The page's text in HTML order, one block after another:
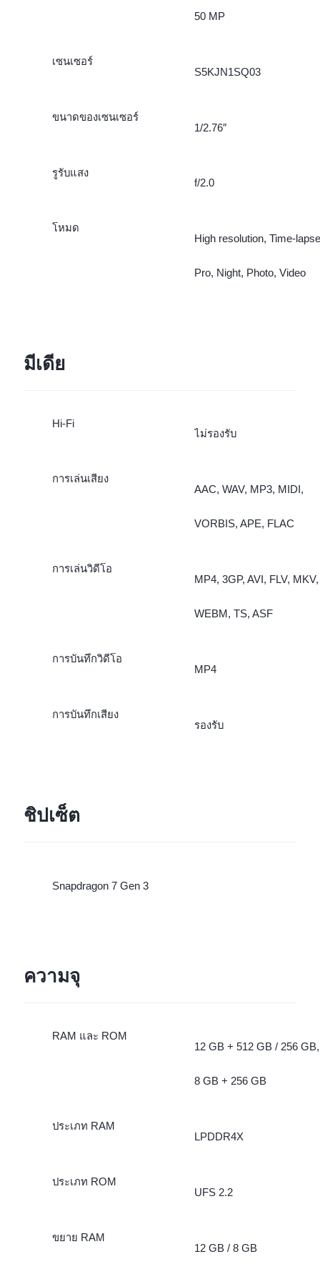
50 MP
เซนเซอร์
S5KJN1SQ03
ขนาดของเซนเซอร์
1/2.76″
รูรับแสง
f/2.0
โหมด
High resolution, Time-
Pro, Night, Photo, Video
มีเดีย
Hi-Fi
ไม่รองรับ
การเล่นเสียง
AAC, WAV, MP3, MIDI,
VORBIS, APE, FLAC
การเล่นวิดีโอ
MP4, 3GP, AVI, FLV, MKV,
WEBM, TS, ASF
การบันทึกวิดีโอ
MP4
การบันทึกเสียง
รองรับ
ชิปเซ็ต
Snapdragon 7 Gen 3
ความจุ
RAM และ ROM
12 GB + 512 GB / 256 GB,
8 GB + 256 GB
ประเภท RAM
LPDDR4X
ประเภท ROM
UFS 2.2
ขยาย RAM
12 GB / 8 GB